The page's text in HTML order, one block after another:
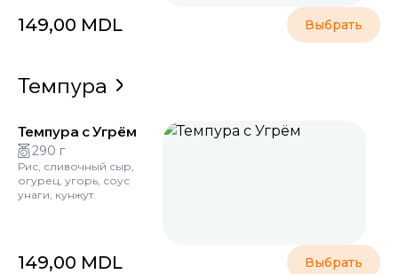
149,00 MDL Выбрать
Темпура
Темпура с Угрём
290 г
Рис, сливочный сыр,
огурец, угорь, соус
унаги, кунжут.
149,00 MDL Выбрать